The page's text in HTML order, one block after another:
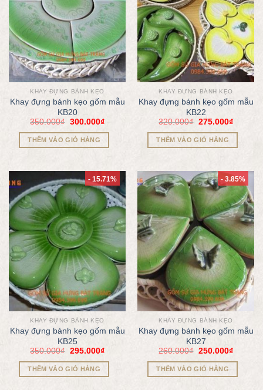
KHAY ĐỰNG BÁNH KẸO
Khay đựng bánh kẹo gốm mẫu
KB20
350.000₫ 300.000₫
THÊM VÀO GIỎ HÀNG
KHAY ĐỰNG BÁNH KẸO
Khay đựng bánh kẹo gốm mẫu
KB22
320.000₫ 275.000₫
THÊM VÀO GIỎ HÀNG
- 15.71%
KHAY ĐỰNG BÁNH KẸO
Khay đựng bánh kẹo gốm mẫu
KB25
350.000₫ 295.000₫
THÊM VÀO GIỎ HÀNG
- 3.85%
KHAY ĐỰNG BÁNH KẸO
Khay đựng bánh kẹo gốm mẫu
KB27
260.000₫ 250.000₫
THÊM VÀO GIỎ HÀNG